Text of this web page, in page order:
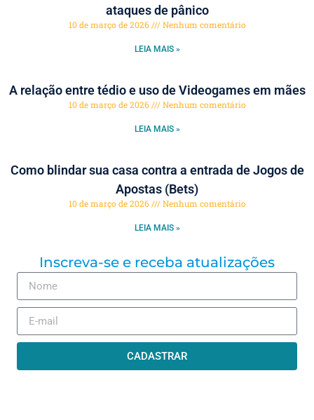
ataques de pânico
10 de março de 2026 Nenhum comentário
LEIA MAIS »
A relação entre tédio e uso de Videogames em mães
10 de março de 2026 Nenhum comentário
LEIA MAIS »
Como blindar sua casa contra a entrada de Jogos de
Apostas (Bets)
10 de março de 2026 Nenhum comentário
LEIA MAIS »
Inscreva-se e receba atualizações
CADASTRAR